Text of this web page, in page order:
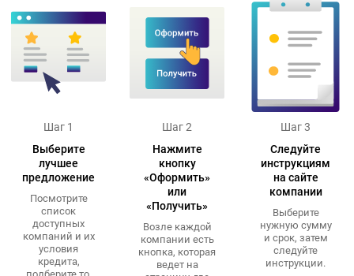
Шаг 1
Выберите
лучшее
предложение
Посмотрите
список
доступных
компаний и их
условия
кредита,
Шаг 2
Нажмите
кнопку
«Оформить»
или
«Получить»
Возле каждой
компании есть
кнопка, которая
ведет на
Шаг 3
Следуйте
инструкциям
на сайте
компании
Выберите
нужную сумму
и срок, затем
следуйте
инструкции.